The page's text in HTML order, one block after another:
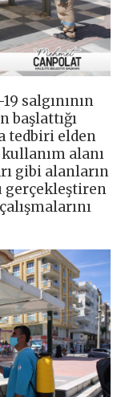
salgınının
başlattığı
tedbiri elden
alanı
gibi alanların
gerçekleştiren